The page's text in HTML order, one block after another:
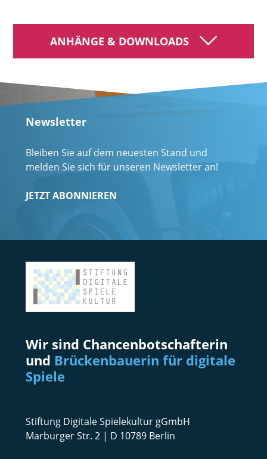
ANHÄNGE & DOWNLOADS
Newsletter
Bleiben Sie auf dem neuesten Stand und
melden Sie sich für unseren Newsletter an!
JETZT ABONNIEREN
Wir sind Chancenbotschafterin
und Brückenbauerin für digitale
Spiele
Stiftung Digitale Spielekultur gGmbH
Marburger Str. 2 | D 10789 Berlin